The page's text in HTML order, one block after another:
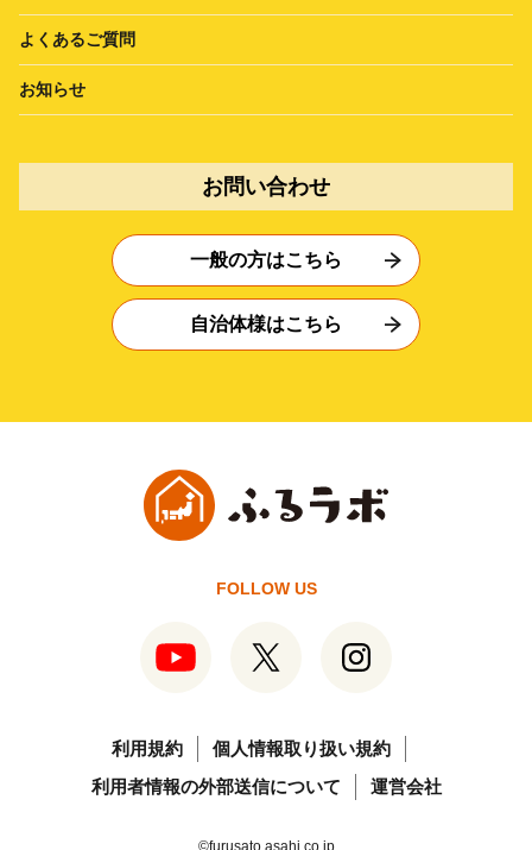
よくあるご質問
お知らせ
お問い合わせ
一般の方はこちら
自治体様はこちら
FOLLOW US
利用規約
個人情報取り扱い規約
利用者情報の外部送信について
運営会社
©furusato.asahi.co.jp